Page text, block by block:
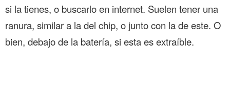
si la tienes, o buscarlo en internet. Suelen tener una
ranura, similar a la del chip, o junto con la de este. O
bien, debajo de la batería, si esta es extraíble.